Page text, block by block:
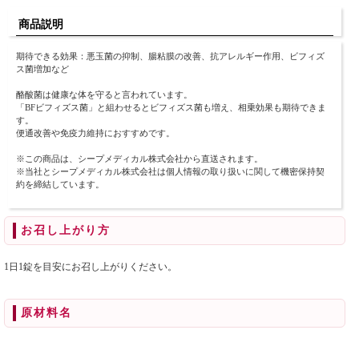
商品説明
期待できる効果：悪玉菌の抑制、腸粘膜の改善、抗アレルギー作用、ビフィズ
ス菌増加など
酪酸菌は健康な体を守ると言われています。
「BFビフィズス菌」と組わせるとビフィズス菌も増え、相乗効果も期待できま
す。
便通改善や免疫力維持におすすめです。
※この商品は、シープメディカル株式会社から直送されます。
※当社とシープメディカル株式会社は個人情報の取り扱いに関して機密保持契
約を締結しています。
お召し上がり方
1日1錠を目安にお召し上がりください。
原材料名